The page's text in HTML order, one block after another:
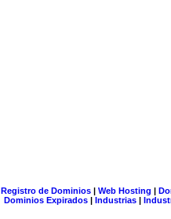
Registro de Dominios| Web Hosting |
Dominios Expirados | Industrias |